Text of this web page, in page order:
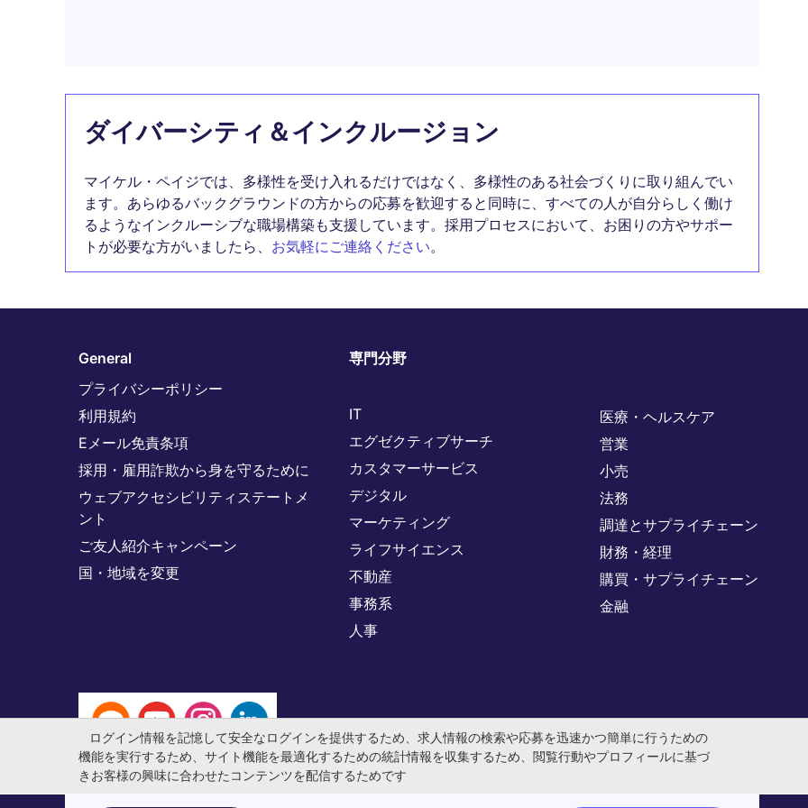
ダイバーシティ＆インクルージョン
マイケル・ペイジでは、多様性を受け入れるだけではなく、多様性のある社会づくりに取り組んでい
ます。あらゆるバックグラウンドの方からの応募を歓迎すると同時に、すべての人が自分らしく働け
るようなインクルーシブな職場構築も支援しています。採用プロセスにおいて、お困りの方やサポー
トが必要な方がいましたら、 お気軽にご連絡ください。
General
プライバシーポリシー
利用規約
Eメール免責条項
採用・雇用詐欺から身を守るために
ウェブアクセシビリティステートメ
ント
ご友人紹介キャンペーン
国・地域を変更
専門分野
IT
エグゼクティブサーチ
カスタマーサービス
デジタル
マーケティング
ライフサイエンス
不動産
事務系
人事
医療・ヘルスケア
営業
小売
法務
調達とサプライチェーン
財務・経理
購買・サプライチェーン
金融
ログイン情報を記憶して安全なログインを提供するため、求人情報の検索や応募を迅速かつ簡単に行うための
機能を実行するため、サイト機能を最適化するための統計情報を収集するため、閲覧行動やプロフィールに基づ
きお客様の興味に合わせたコンテンツを配信するためです